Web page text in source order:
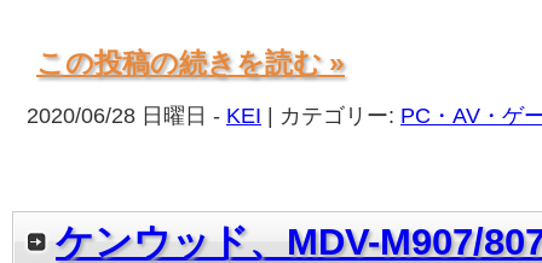
この投稿の続きを読む »
2020/06/28 日曜日 - KEI | カテゴリー: PC・AV・ゲ
ケンウッド、MDV-M907/